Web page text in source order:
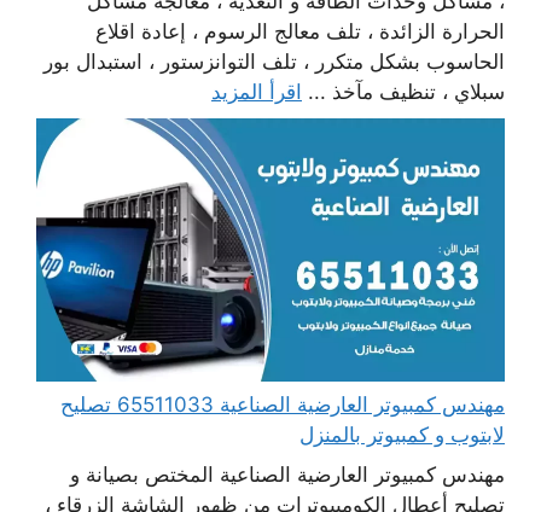
الحرارة الزائدة ، تلف معالج الرسوم ، إعادة اقلاع
الحاسوب بشكل متكرر ، تلف التوانزستور ، استبدال بور
سبلاي ، تنظيف مآخذ ... اقرأ المزيد
مهندس كمبيوتر العارضية الصناعية 65511033 تصليح
لابتوب و كمبيوتر بالمنزل
مهندس كمبيوتر العارضية الصناعية المختص بصيانة و
تصليح أعطال الكومبيوترات من ظهور الشاشة الزرقاء ،